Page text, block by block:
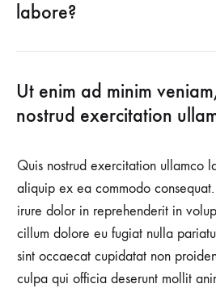
labore?
Ut enim ad minim
nostrud exercitation
Quis nostrud exercitation ullamco
aliquip ex ea commodo
irure dolor in reprehenderit in
cillum dolore eu fugiat nulla
sint occaecat cupidatat non
culpa qui officia deserunt mollit